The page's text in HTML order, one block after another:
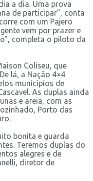
a dia. Uma prova
de participar", conta
com um Pajero
vem por prazer e
completa o piloto da
Coliseu, que
lá, a Nação 4×4
municípios de
As duplas ainda
e areia, com as
Porto das
bonita e guarda
Teremos duplas do
alegres e de
diretor de